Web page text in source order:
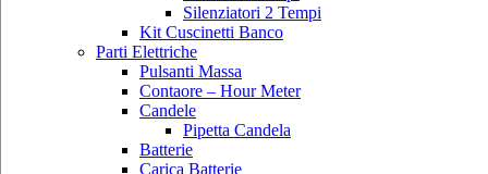
Silenziatori 2 Tempi
Kit Cuscinetti Banco
Parti Elettriche
Pulsanti Massa
Contaore – Hour Meter
Candele
Pipetta Candela
Batterie
Carica Batterie